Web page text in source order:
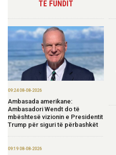
TË FUNDIT
09:24 08-08-2026
Ambasada amerikane:
Ambasadori Wendt do të
mbështesë vizionin e Presidentit
Trump për siguri të përbashkët
09:19 08-08-2026